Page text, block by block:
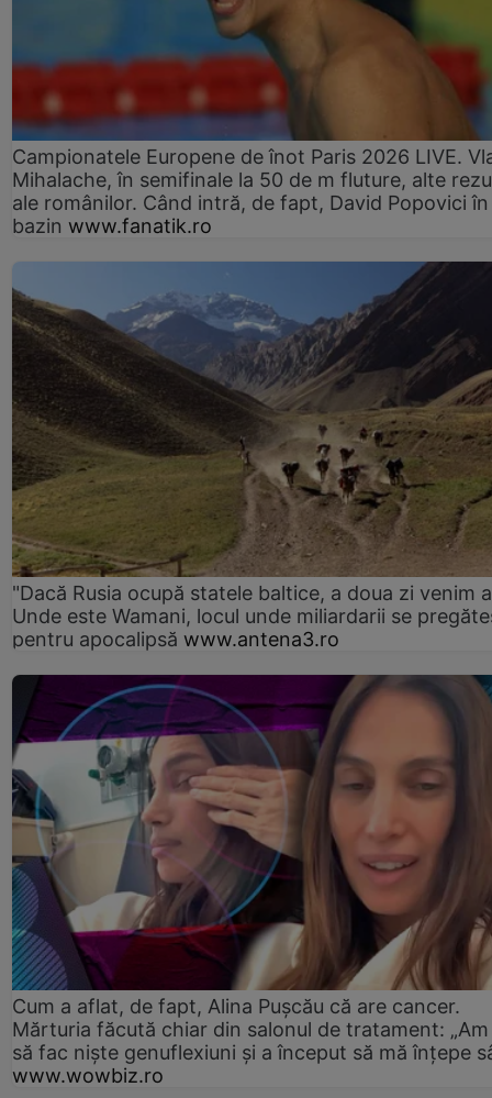
Campionatele Europene de înot Paris 2026 LIVE.
Mihalache, în semifinale la 50 de m fluture, alte
ale românilor. Când intră, de fapt, David Popovici în
bazin www.fanatik.ro
"Dacă Rusia ocupă statele baltice, a doua zi venim
Unde este Wamani, locul unde miliardarii se
pentru apocalipsă www.antena3.ro
Cum a aflat, de fapt, Alina Pușcău că are cancer.
Mărturia făcută chiar din salonul de tratament:
să fac niște genuflexiuni și a început să mă înțepe
www.wowbiz.ro